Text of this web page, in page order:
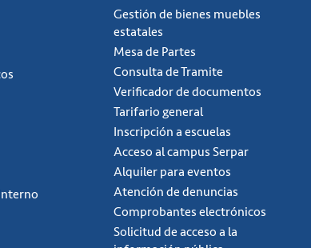
Gestión de bienes muebles
estatales
Mesa de Partes
Consulta de Tramite
Verificador de documentos
Tarifario general
Inscripción a escuelas
Acceso al campus Serpar
Alquiler para eventos
Atención de denuncias
Comprobantes electrónicos
Solicitud de acceso a la